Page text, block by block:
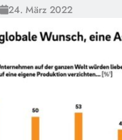
24. März 2022